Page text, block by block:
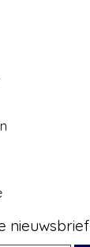
nieuwsbrief